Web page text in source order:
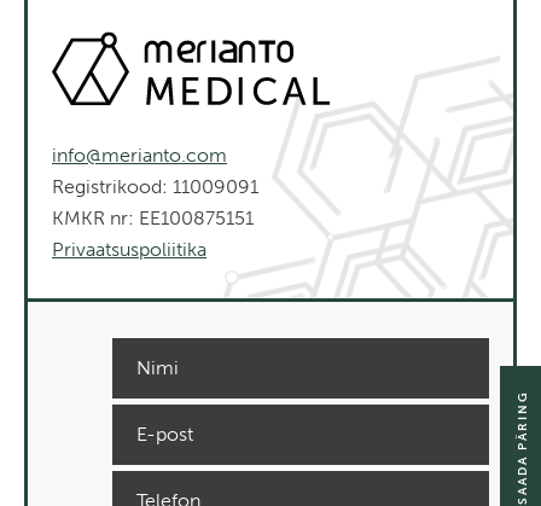
info@merianto.com
Registrikood: 11009091
KMKR nr: EE100875151
Privaatsuspoliitika
SAADA PÄRING